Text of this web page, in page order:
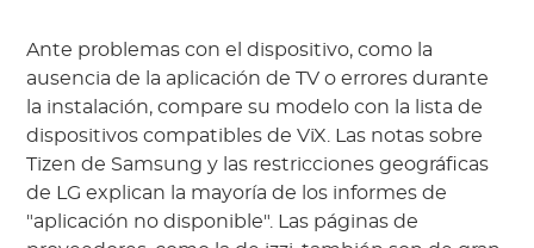
Ante problemas con el dispositivo, como la
ausencia de la aplicación de TV o errores durante
la instalación, compare su modelo con la lista de
dispositivos compatibles de ViX. Las notas sobre
Tizen de Samsung y las restricciones geográficas
de LG explican la mayoría de los informes de
"aplicación no disponible". Las páginas de